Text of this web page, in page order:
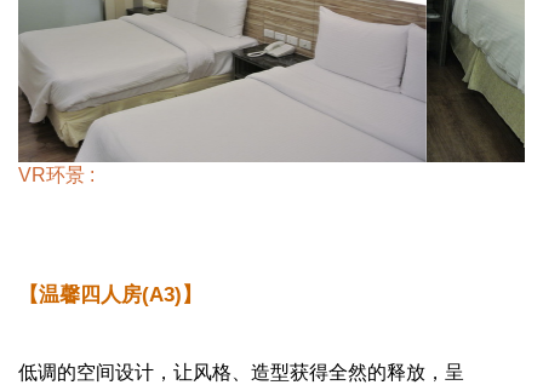
VR环景 :
【温馨四人房(A3)】
低调的空间设计，让风格、造型获得全然的释放，呈